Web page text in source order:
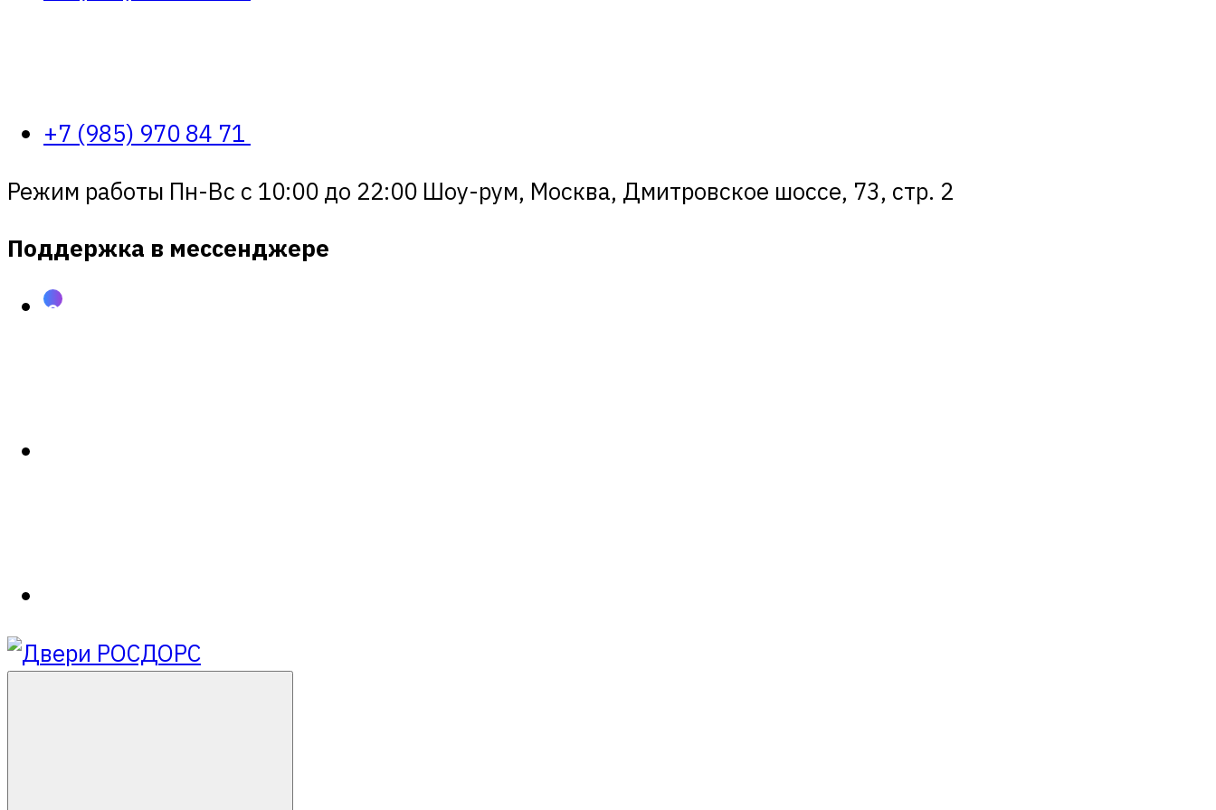
+7 (985) 970 84 71
Режим работы Пн-Вс с 10:00 до 22:00 Шоу-рум, Москва, Дмитровское шоссе, 73, стр. 2
Поддержка в мессенджере